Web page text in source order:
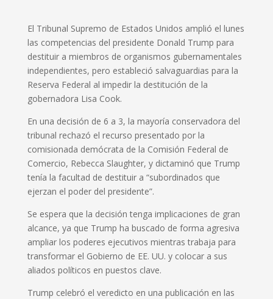
El Tribunal Supremo de Estados Unidos amplió el lunes
las competencias del presidente Donald Trump para
destituir a miembros de organismos gubernamentales
independientes, pero estableció salvaguardias para la
Reserva Federal al impedir la destitución de la
gobernadora Lisa Cook.
En una decisión de 6 a 3, la mayoría conservadora del
tribunal rechazó el recurso presentado por la
comisionada demócrata de la Comisión Federal de
Comercio, Rebecca Slaughter, y dictaminó que Trump
tenía la facultad de destituir a “subordinados que
ejerzan el poder del presidente”.
Se espera que la decisión tenga implicaciones de gran
alcance, ya que Trump ha buscado de forma agresiva
ampliar los poderes ejecutivos mientras trabaja para
transformar el Gobierno de EE. UU. y colocar a sus
aliados políticos en puestos clave.
Trump celebró el veredicto en una publicación en las